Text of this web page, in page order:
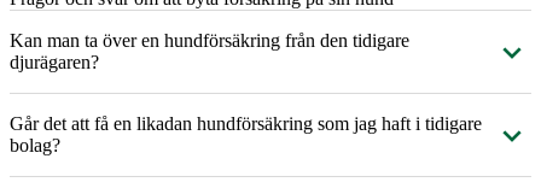
Kan man ta över en hundförsäkring från den tidigare
djurägaren?
Går det att få en likadan hundförsäkring som jag haft i tidigare
bolag?